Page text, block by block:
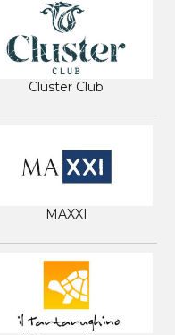
Cluster Club
MAXXI